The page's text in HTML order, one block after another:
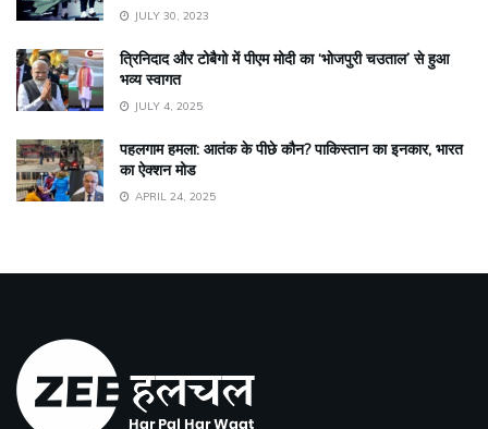
JULY 30, 2023
त्रिनिदाद और टोबैगो में पीएम मोदी का ‘भोजपुरी चउताल’ से हुआ
भव्य स्वागत
JULY 4, 2025
पहलगाम हमला: आतंक के पीछे कौन? पाकिस्तान का इनकार, भारत
का ऐक्शन मोड
APRIL 24, 2025